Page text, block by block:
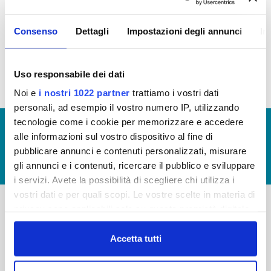
Consenso Dettagli Impostazioni degli annunci
Uso responsabile dei dati
Noi e i nostri 1022 partner trattiamo i vostri dati
personali, ad esempio il vostro numero IP, utilizzando
tecnologie come i cookie per memorizzare e accedere
alle informazioni sul vostro dispositivo al fine di
pubblicare annunci e contenuti personalizzati, misurare
gli annunci e i contenuti, ricercare il pubblico e sviluppare
i servizi. Avete la possibilità di scegliere chi utilizza i
vostri dati e per quali scopi. Le vostre scelte in materia di
in cui avete effettuato le vostre scelte. È possibile
modificare o revocare il proprio consenso in qualsiasi
momento dalla Dichiarazione sui cookie o facendo clic
Accetta tutti
AFFITTO
© Copyright 2017 - 2026
GLOSSARIO
GIUDICA IL SERVIZIO
LAVORA CON NOI
Via Villamagna 90/c -
-